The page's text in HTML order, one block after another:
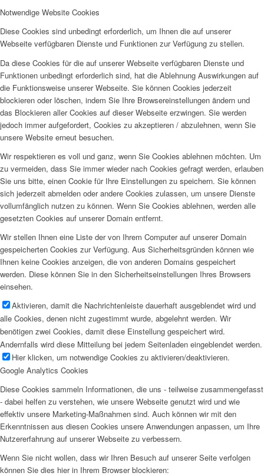
Notwendige Website Cookies
Diese Cookies sind unbedingt erforderlich, um Ihnen die auf unserer
Webseite verfügbaren Dienste und Funktionen zur Verfügung zu stellen.
Da diese Cookies für die auf unserer Webseite verfügbaren Dienste und
Funktionen unbedingt erforderlich sind, hat die Ablehnung Auswirkungen auf
die Funktionsweise unserer Webseite. Sie können Cookies jederzeit
blockieren oder löschen, indem Sie Ihre Browsereinstellungen ändern und
das Blockieren aller Cookies auf dieser Webseite erzwingen. Sie werden
jedoch immer aufgefordert, Cookies zu akzeptieren / abzulehnen, wenn Sie
unsere Website erneut besuchen.
Wir respektieren es voll und ganz, wenn Sie Cookies ablehnen möchten. Um
zu vermeiden, dass Sie immer wieder nach Cookies gefragt werden, erlauben
Sie uns bitte, einen Cookie für Ihre Einstellungen zu speichern. Sie können
sich jederzeit abmelden oder andere Cookies zulassen, um unsere Dienste
vollumfänglich nutzen zu können. Wenn Sie Cookies ablehnen, werden alle
gesetzten Cookies auf unserer Domain entfernt.
Wir stellen Ihnen eine Liste der von Ihrem Computer auf unserer Domain
gespeicherten Cookies zur Verfügung. Aus Sicherheitsgründen können wie
Ihnen keine Cookies anzeigen, die von anderen Domains gespeichert
werden. Diese können Sie in den Sicherheitseinstellungen Ihres Browsers
einsehen.
Aktivieren, damit die Nachrichtenleiste dauerhaft ausgeblendet wird und
alle Cookies, denen nicht zugestimmt wurde, abgelehnt werden. Wir
benötigen zwei Cookies, damit diese Einstellung gespeichert wird.
Andernfalls wird diese Mitteilung bei jedem Seitenladen eingeblendet werden.
Hier klicken, um notwendige Cookies zu aktivieren/deaktivieren.
Google Analytics Cookies
Diese Cookies sammeln Informationen, die uns - teilweise zusammengefasst
- dabei helfen zu verstehen, wie unsere Webseite genutzt wird und wie
effektiv unsere Marketing-Maßnahmen sind. Auch können wir mit den
Erkenntnissen aus diesen Cookies unsere Anwendungen anpassen, um Ihre
Nutzererfahrung auf unserer Webseite zu verbessern.
Wenn Sie nicht wollen, dass wir Ihren Besuch auf unserer Seite verfolgen
können Sie dies hier in Ihrem Browser blockieren: